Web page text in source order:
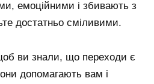
емоційними і збивають з
достатньо сміливими.
ви знали, що переходи є
допомагають вам і